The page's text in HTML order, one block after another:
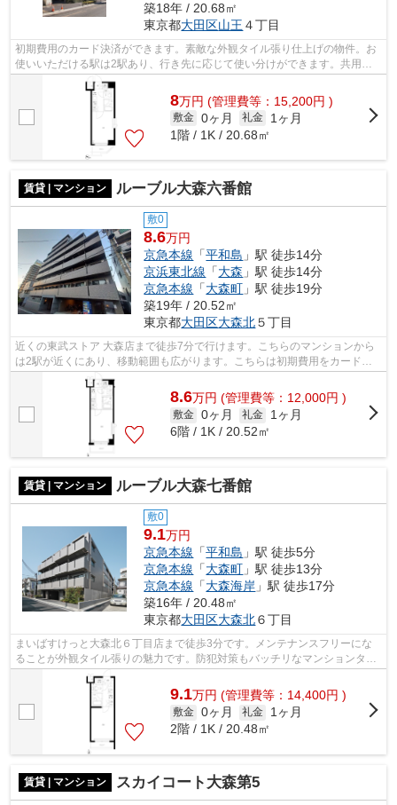
築18年 / 20.68㎡
東京都大田区山王 ４丁目
初期費用のカード決済ができます。素敵な外観タイル張り仕上げの物件。お
使いいただける駅は2駅あり、行き先に応じて使い分けができます。共用部
には敷地内ごみ置き場・エレベータなど...
8万円 (管理費等：15,200円 )
敷金 0ヶ月 礼金
1ヶ月
1階 / 1K / 20.68㎡
賃貸 | マンション ルーブル大森六番館
敷0
8.6万円
京急本線 「平和島 」駅 徒歩14分
京浜東北線 「大森 」駅 徒歩14分
京急本線 「大森町 」駅 徒歩19分
築19年 / 20.52㎡
東京都大田区大森北５丁目
近くの東武ストア 大森店まで徒歩7分で行けます。こちらのマンションから
は2駅が近くにあり、移動範囲も広がります。こちらは初期費用をカードで
お支払いいただける物件です。共用部に...
8.6万円 (管理費等：12,000円 )
敷金 0ヶ月 礼金
1ヶ月
6階 / 1K / 20.52㎡
賃貸 | マンション ルーブル大森七番館
敷0
9.1万円
京急本線 「平和島 」駅 徒歩5分
京急本線 「大森町 」駅 徒歩13分
京急本線 「大森海岸 」駅 徒歩17分
築16年 / 20.48㎡
東京都大田区大森北６丁目
まいばすけっと大森北６丁目店まで徒歩3分です。メンテナンスフリーにな
ることが外観タイル張りの魅力です。防犯対策もバッチリなマンションタイ
プの物件です。共用部には敷地内ごみ置...
9.1万円 (管理費等：14,400円 )
敷金 0ヶ月 礼金
1ヶ月
2階 / 1K / 20.48㎡
賃貸 | マンション スカイコート大森第5